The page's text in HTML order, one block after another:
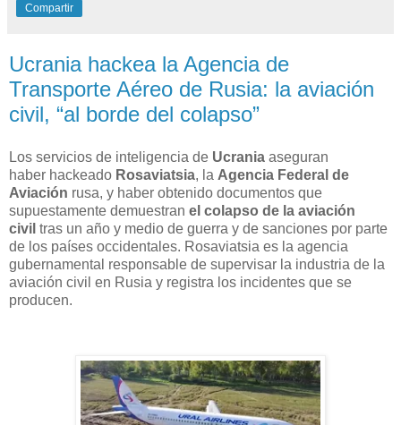
Compartir
Ucrania hackea la Agencia de
Transporte Aéreo de Rusia: la aviación
civil, “al borde del colapso”
Los servicios de inteligencia de Ucrania aseguran
haber hackeado Rosaviatsia, la Agencia Federal de
Aviación rusa, y haber obtenido documentos que
supuestamente demuestran el colapso de la aviación
civil tras un año y medio de guerra y de sanciones por parte
de los países occidentales. Rosaviatsia es la agencia
gubernamental responsable de supervisar la industria de la
aviación civil en Rusia y registra los incidentes que se
producen.